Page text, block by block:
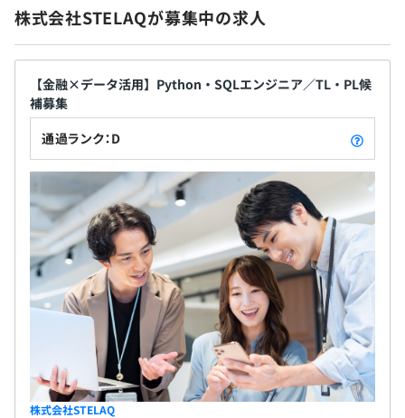
当社のクライアントの抱えるプロジェクトはセキュリティ
の厳しいものが多く、それぞれ独自のツールやフレームワ
ークを使用している場合もございます。
いずれの場合においても、入社後に個別でカスタマイズ対
応している研修により、配属予定のプロジェクトに合わ
せ、着実に実務対応いただけるよう、不足する技術や知識
を習得いただくことが可能です。
STELAQは、エンジニアがなりたい姿（キャリアの方向
性）が描きやすくなるような評価制度を設けております。
各グレード毎に、エンジニアとして必要されるスキルを明
示しつつ、その取得をサポートするプログラムを提供する
ことでエンジニアの成長を促進する体制を整えておりま
す！
手当、休日勤務手当、通勤手当、在宅勤務手当、各種報奨
金、転居支援制度、単身赴任手当、出張手当、住宅手当
（下記）など
＜転居支援制度＞
・家具家電付きのワンルーム（転居後1カ月間の仮住まい
として提供）
・引っ越し支度金：7～14万円
・転居手当：新居家賃の2.7ヶ月分
・引っ越し費用は全額会社負担（一部自己負担の場合あ
り）
＜住宅手当について＞
支給対象：35歳未満かつ管理監督職でない方全員
支給金額：2万円/月
（新卒の方は基本的に支給対象になります。一人暮らし有
無等は関係ありません）
※各種手当は当社規定により支給する
株式会社STELAQが募集中の求人
【金融×データ活用】Python・SQLエンジニア／TL・PL候
補募集
通過ランク：D
株式会社STELAQ